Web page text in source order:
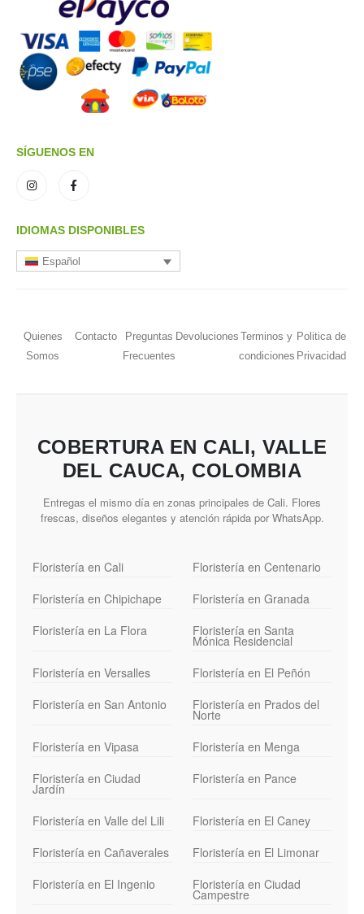
SÍGUENOS EN
IDIOMAS DISPONIBLES
Español
Quienes
Somos
Contacto
Preguntas
Frecuentes
Devoluciones Terminos y
condiciones
Politica de
Privacidad
COBERTURA EN CALI, VALLE
DEL CAUCA, COLOMBIA
Entregas el mismo día en zonas principales de Cali. Flores
frescas, diseños elegantes y atención rápida por WhatsApp.
Floristería en Cali
Floristería en Centenario
Floristería en Chipichape
Floristería en Granada
Floristería en La Flora
Floristería en Santa
Mónica Residencial
Floristería en Versalles
Floristería en El Peñón
Floristería en San Antonio
Floristería en Prados del
Norte
Floristería en Vipasa
Floristería en Menga
Floristería en Ciudad
Jardín
Floristería en Pance
Floristería en Valle del Lili
Floristería en El Caney
Floristería en Cañaverales
Floristería en El Limonar
Floristería en El Ingenio
Floristería en Ciudad
Campestre